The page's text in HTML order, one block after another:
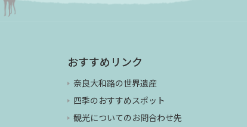
おすすめリンク
奈良大和路の世界遺産
四季のおすすめスポット
観光についてのお問合わせ先